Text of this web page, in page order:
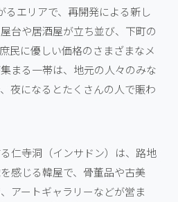
るエリアで、再開発による新し
台や居酒屋が立ち並び、下町の
民に優しい価格のさまざまなメ
まる一帯は、地元の人々のみな
夜になるとたくさんの人で賑わ
仁寺洞（インサドン）は、路地
感じる韓屋で、骨董品や古美
アートギャラリーなどが営ま